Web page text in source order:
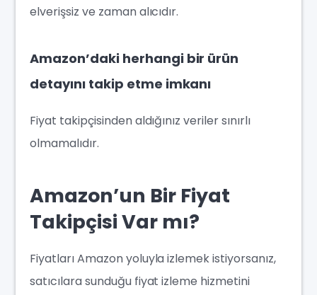
elverişsiz ve zaman alıcıdır.
Amazon’daki herhangi bir ürün
detayını takip etme imkanı
Fiyat takipçisinden aldığınız veriler sınırlı
olmamalıdır.
‍Amazon’un Bir Fiyat
Takipçisi Var mı?
Fiyatları Amazon yoluyla izlemek istiyorsanız,
satıcılara sunduğu fiyat izleme hizmetini